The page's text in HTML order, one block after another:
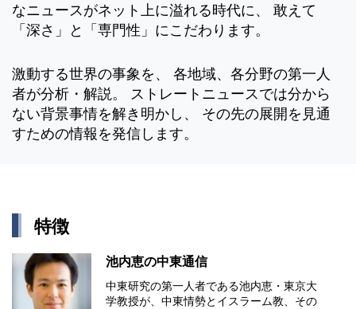
なニュースがネット上に溢れる時代に、 敢えて
「深さ」と「専門性」にこだわります。
激動する世界の事象を、 各地域、各分野の第一人
者が分析・解説。 ストレートニュースでは分から
ない背景事情を解き明かし、 その先の展開を見通
すための情報を発信します。
特徴
池内恵の中東通信
中東研究の第⼀⼈者である池内恵・東京⼤
学教授が、中東情勢とイスラーム教、その